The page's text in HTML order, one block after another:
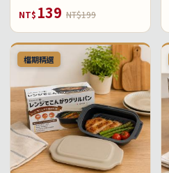
NT$ 139 NT$199
檔期精選